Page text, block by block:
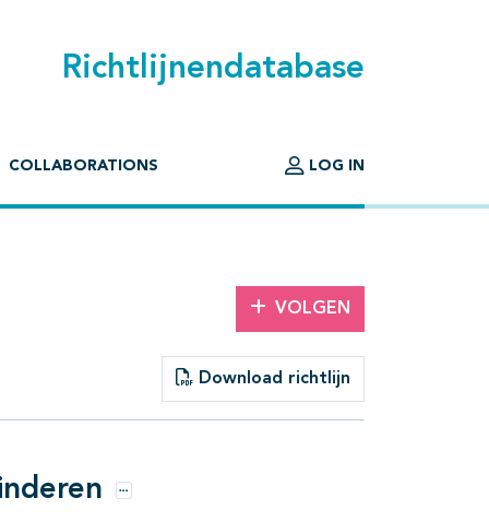
Richtlijnendatabase
COLLABORATIONS LOG IN
VOLGEN
Download richtlijn
Opties